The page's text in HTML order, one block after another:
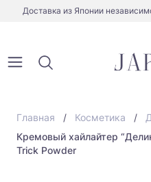
Доставка из Японии
Главная Косметика
Кремовый хайлайтер
Trick Powder